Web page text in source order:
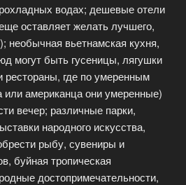
водах; дешевые отели
оставляет желать лучшего,
необычная вьетнамская кухня,
могут быть гусеницы, лягушки
где по умеренным
американца они умеренные)
вечер; различные парки,
народного искусства,
рыбу, сувениры и
буйная тропическая
достопримечательности,